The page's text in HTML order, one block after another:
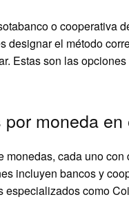
o cooperativa
designar el método
Estas son las
moneda
cada uno con
incluyen bancos y
especializados como